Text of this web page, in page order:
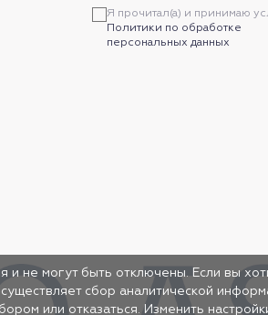
Я прочитал(а) и принимаю
Политики по обработке
персональных данных
и не могут быть отключены. Если вы
сбор аналитической
или отказаться. Изменить